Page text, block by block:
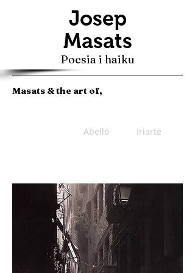
Josep
Masats
Poesia i haiku
Masats & the art of,
Abelló Iriarte